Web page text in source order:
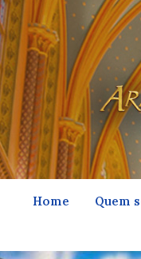
Home Quem